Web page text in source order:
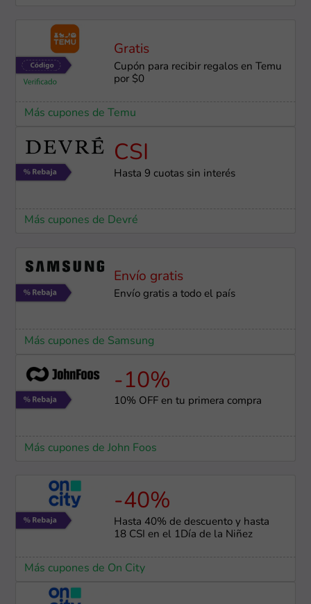
Gratis
Cupón para recibir regalos en Temu
por $0
Más cupones de Temu
CSI
Hasta 9 cuotas sin interés
Más cupones de Devré
Envío gratis
Envío gratis a todo el país
Más cupones de Samsung
-10%
10% OFF en tu primera compra
Más cupones de John Foos
-40%
Hasta 40% de descuento y hasta
18 CSI en el 1Día de la Niñez
Más cupones de On City